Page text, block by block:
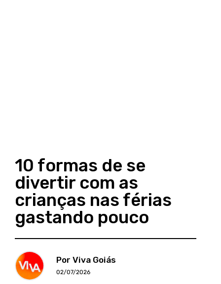
10 formas de se
divertir com as
crianças nas férias
gastando pouco
Por Viva Goiás
02/07/2026